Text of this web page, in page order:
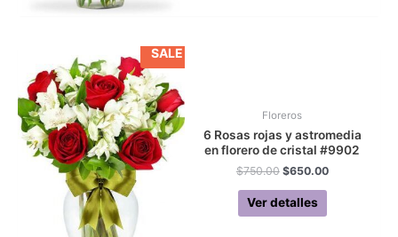
SALE
Floreros
6 Rosas rojas y astromedia
en florero de cristal #9902
$750.00 Original
was:
$750.00.
$650.00Current
Ver detalles